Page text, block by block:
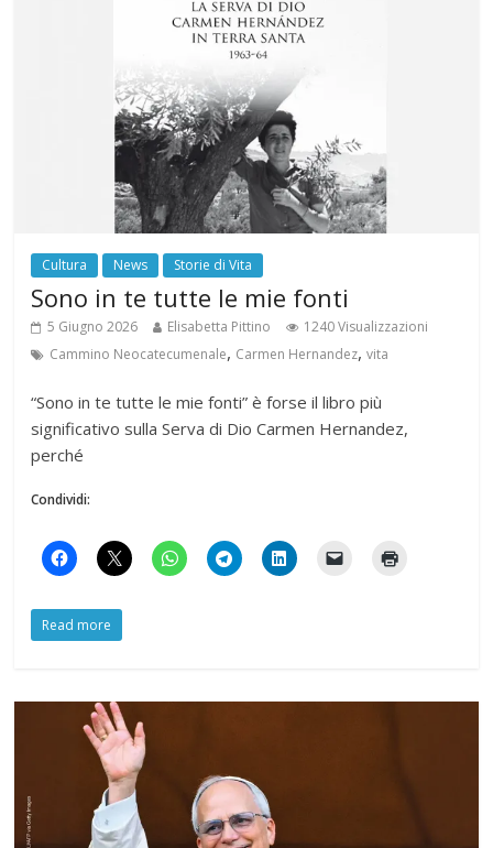
Cultura News Storie di Vita
Sono in te tutte le mie fonti
5 Giugno 2026 Elisabetta Pittino
1240 Visualizzazioni
Cammino Neocatecumenale, Carmen Hernandez,vita
“Sono in te tutte le mie fonti” è forse il libro più
significativo sulla Serva di Dio Carmen Hernandez,
perché
Condividi:
Read more